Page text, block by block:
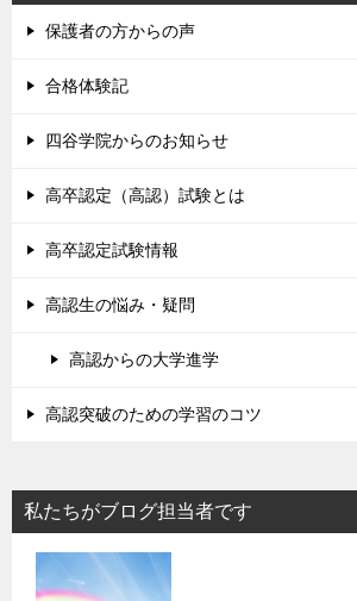
保護者の方からの声
合格体験記
四谷学院からのお知らせ
高卒認定（高認）試験とは
高卒認定試験情報
高認生の悩み・疑問
高認からの大学進学
高認突破のための学習のコツ
私たちがブログ担当者です